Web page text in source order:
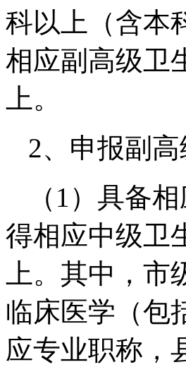
科以上（含本
相应副高级卫
上。
2、申报副
（1）具备
得相应中级卫
上。其中，
临床医学（包
应专业职称，